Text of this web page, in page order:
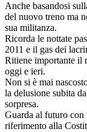
Anche basandosi
del nuovo treno ma
sua militanza.
Ricorda le nottate
2011 e il gas dei
Ritiene importante il
oggi e ieri.
Non si è mai
la delusione subita
sorpresa.
Guarda al futuro con
riferimento alla